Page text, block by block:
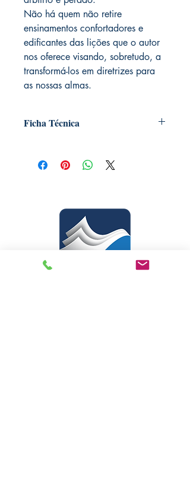
Não há quem não retire
ensinamentos confortadores e
edificantes das lições que o autor
nos oferece visando, sobretudo, a
transformá-los em diretrizes para
as nossas almas.
Ficha Técnica
Autor: Martins Peralva
Assunto: Religião
Formato: 14x21x1,8cm
Coleção: Martins Peralva